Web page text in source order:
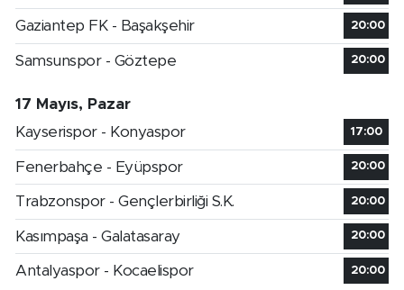
Gaziantep FK - Başakşehir 20:00
Samsunspor - Göztepe 20:00
17 Mayıs, Pazar
Kayserispor - Konyaspor
17:00
Fenerbahçe - Eyüpspor 20:00
Trabzonspor - Gençlerbirliği S.K. 20:00
Kasımpaşa - Galatasaray 20:00
Antalyaspor - Kocaelispor 20:00